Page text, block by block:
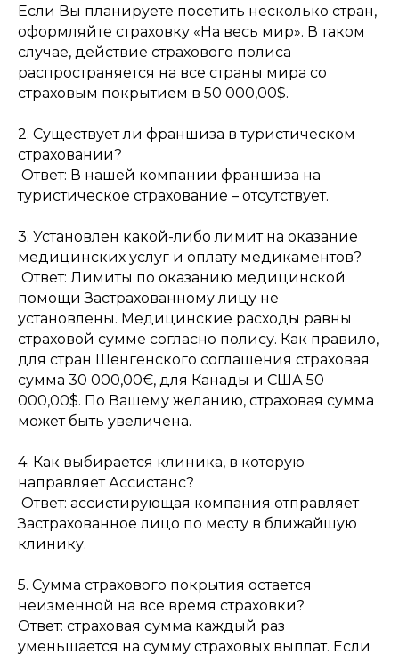
Если Вы планируете посетить несколько стран,
оформляйте страховку «На весь мир». В таком
случае, действие страхового полиса
распространяется на все страны мира со
страховым покрытием в 50 000,00$.
2. Существует ли франшиза в туристическом
страховании?
Ответ: В нашей компании франшиза на
туристическое страхование – отсутствует.
3. Установлен какой-либо лимит на оказание
медицинских услуг и оплату медикаментов?
Ответ: Лимиты по оказанию медицинской
помощи Застрахованному лицу не
установлены. Медицинские расходы равны
страховой сумме согласно полису. Как правило,
для стран Шенгенского соглашения страховая
сумма 30 000,00€, для Канады и США 50
000,00$. По Вашему желанию, страховая сумма
может быть увеличена.
4. Как выбирается клиника, в которую
направляет Ассистанс?
Ответ: ассистирующая компания отправляет
Застрахованное лицо по месту в ближайшую
клинику.
5. Сумма страхового покрытия остается
неизменной на все время страховки?
Ответ: страховая сумма каждый раз
уменьшается на сумму страховых выплат. Если